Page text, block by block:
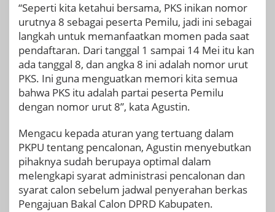
“Seperti kita ketahui bersama, PKS inikan nomor
urutnya 8 sebagai peserta Pemilu, jadi ini sebagai
langkah untuk memanfaatkan momen pada saat
pendaftaran. Dari tanggal 1 sampai 14 Mei itu kan
ada tanggal 8, dan angka 8 ini adalah nomor urut
PKS. Ini guna menguatkan memori kita semua
bahwa PKS itu adalah partai peserta Pemilu
dengan nomor urut 8”, kata Agustin.
Mengacu kepada aturan yang tertuang dalam
PKPU tentang pencalonan, Agustin menyebutkan
pihaknya sudah berupaya optimal dalam
melengkapi syarat administrasi pencalonan dan
syarat calon sebelum jadwal penyerahan berkas
Pengajuan Bakal Calon DPRD Kabupaten.